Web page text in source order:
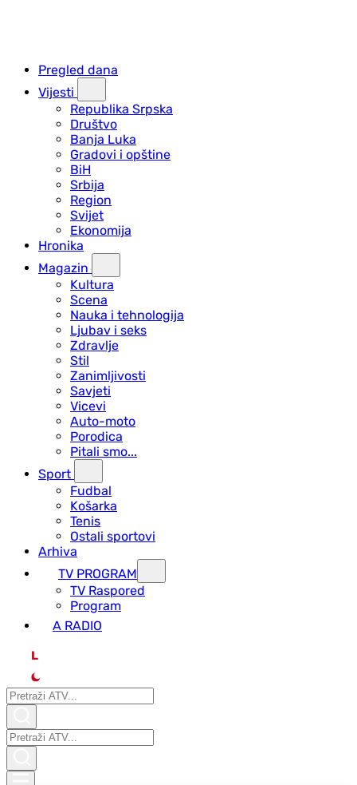
Pregled dana
Vijesti
Republika Srpska
Društvo
Banja Luka
Gradovi i opštine
BiH
Srbija
Region
Svijet
Ekonomija
Hronika
Magazin
Kultura
Scena
Nauka i tehnologija
Ljubav i seks
Zdravlje
Stil
Zanimljivosti
Savjeti
Vicevi
Auto-moto
Porodica
Pitali smo...
Sport
Fudbal
Košarka
Tenis
Ostali sportovi
Arhiva
TV PROGRAM
ТV Raspored
Program
A RADIO
L